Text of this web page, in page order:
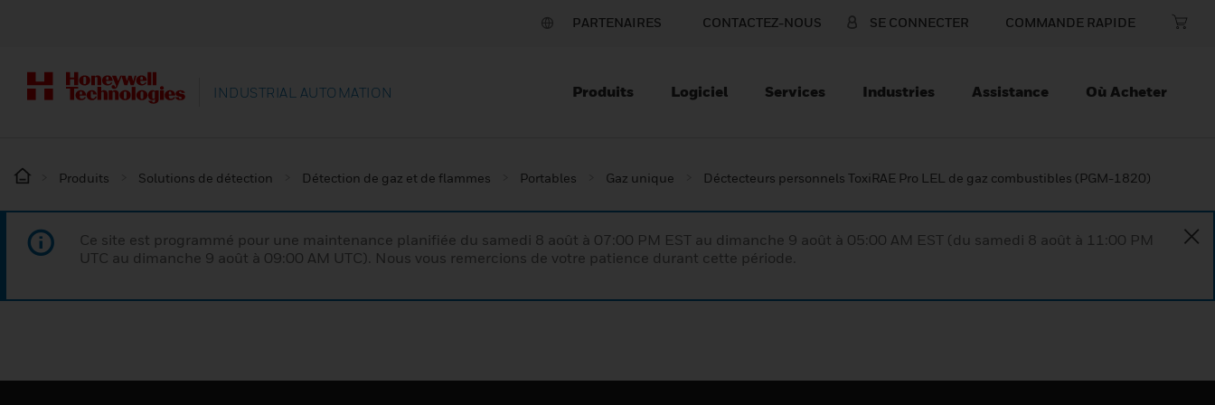
PARTENAIRES CONTACTEZ-NOUS SE CONNECTER COMMANDE RAPIDE
INDUSTRIAL AUTOMATION Produits Logiciel Services Industries Assistance Où Acheter
Produits Solutions de détection Détection de gaz et de flammes Portables Gaz unique Déctecteurs personnels ToxiRAE Pro LEL de gaz combustibles (PGM-1820)
Ce site est programmé pour une maintenance planifiée du samedi 8 août à 07:00 PM EST au dimanche 9 août à 05:00 AM EST (du samedi 8 août à 11:00 PM
UTC au dimanche 9 août à 09:00 AM UTC). Nous vous remercions de votre patience durant cette période.